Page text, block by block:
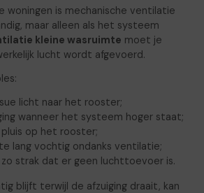
woningen is mechanische ventilatie
maar alleen als het systeem
kleine wasruimte moet je
lucht wordt afgevoerd.
licht naar het rooster;
wanneer het systeem hoger staat;
op het rooster;
lang vochtig ondanks ventilatie;
strak dat er geen luchttoevoer is.
blijft terwijl de afzuiging draait, kan